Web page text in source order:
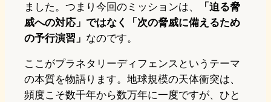
ました。つまり今回のミッションは、
「迫る脅
威への対応」ではなく「次の脅威に備えるため
の予行演習」 なのです。
ここがプラネタリーディフェンスというテーマ
の本質を物語ります。地球規模の天体衝突は、
頻度こそ数千年から数万年に一度ですが、ひと